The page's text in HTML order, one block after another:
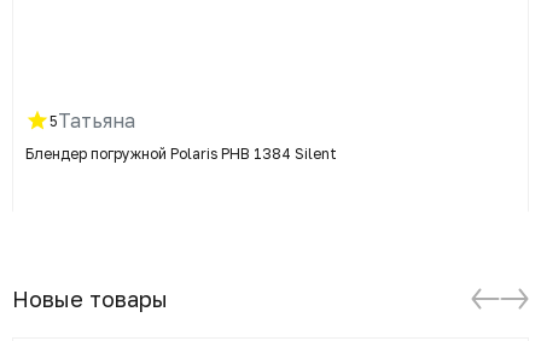
5Татьяна
Блендер погружной Polaris PHB 1384 Silent
Новые товары